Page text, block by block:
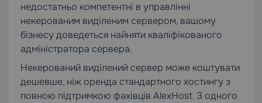
недостатньо компетентні в управлінні
некерованим виділеним сервером, вашому
бізнесу доведеться найняти кваліфікованого
адміністратора сервера.
Некерований виділений сервер може коштувати
дешевше, ніж оренда стандартного хостингу з
повною підтримкою фахівців AlexHost. З одного